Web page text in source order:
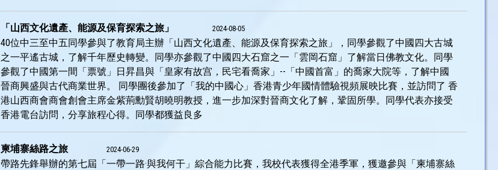
「山西文化遺產、能源及保育探索之旅」 2024-08-05
40位中三至中五同學參與了教育局主辦「山西文化遺產、能源及保育探索之旅」，同學參觀了中國四大古城
之一平遙古城，了解千年歷史轉變。同學亦參觀了中國四大石窟之一「雲岡石窟」了解當日佛教文化。同學
參觀了中國第一間「票號」日昇昌與「皇家有故宫，民宅看喬家」--「中國首富」的喬家大院等，了解中國
晉商興盛與古代商業世界。 同學團後參加了「我的中國心」香港青少年國情體驗視頻展映比賽，並訪問了 香
港山西商會商會創會主席金紫荊勳賢胡曉明教授，進一步加深對晉商文化了解，鞏固所學。同學代表亦接受
香港電台訪問，分享旅程心得。同學都獲益良多
柬埔寨絲路之旅 2024-06-29
帶路先鋒舉辦的第七屆「一帶一路·與我何干」綜合能力比賽，我校代表獲得全港季軍，獲邀參與「柬埔寨絲